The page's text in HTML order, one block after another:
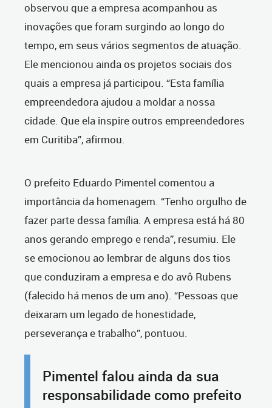
observou que a empresa acompanhou as
inovações que foram surgindo ao longo do
tempo, em seus vários segmentos de atuação.
Ele mencionou ainda os projetos sociais dos
quais a empresa já participou. “Esta família
empreendedora ajudou a moldar a nossa
cidade. Que ela inspire outros empreendedores
em Curitiba”, afirmou.
O prefeito Eduardo Pimentel comentou a
importância da homenagem. “Tenho orgulho de
fazer parte dessa família. A empresa está há 80
anos gerando emprego e renda”, resumiu. Ele
se emocionou ao lembrar de alguns dos tios
que conduziram a empresa e do avô Rubens
(falecido há menos de um ano). “Pessoas que
deixaram um legado de honestidade,
perseverança e trabalho”, pontuou.
Pimentel falou ainda da sua
responsabilidade como prefeito